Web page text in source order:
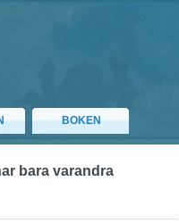
BOKEN
bara varandra